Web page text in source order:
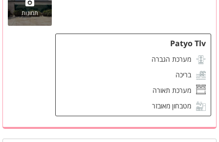
תמונות
Patyo Tlv
מערכת הגברה
בריכה
מערכת תאורה
מטבחון מאובזר
מקרר